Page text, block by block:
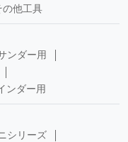
の他工具
ンダー用
ンダー用
シリーズ